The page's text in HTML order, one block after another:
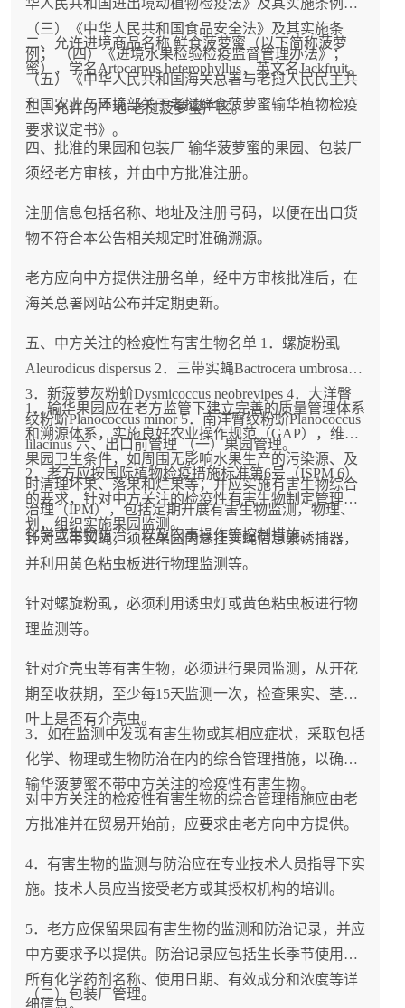
（三）《中华人民共和国食品安全法》及其实施条
例； （四）《进境水果检验检疫监督管理办法》；
（五）《中华人民共和国海关总署与老挝人民民主共
和国农业与环境部关于老挝鲜食菠萝蜜输华植物检疫
要求议定书》。
二、允许进境商品名称 鲜食菠萝蜜（以下简称菠萝
蜜），学名Artocarpus heterophyllus，英文名Jackfruit。
三、允许的产地 老挝菠萝蜜产区。
四、批准的果园和包装厂 输华菠萝蜜的果园、包装厂
须经老方审核，并由中方批准注册。
注册信息包括名称、地址及注册号码，以便在出口货
物不符合本公告相关规定时准确溯源。
老方应向中方提供注册名单，经中方审核批准后，在
海关总署网站公布并定期更新。
五、中方关注的检疫性有害生物名单 1．螺旋粉虱
Aleurodicus dispersus 2．三带实蝇Bactrocera umbrosa
3．新菠萝灰粉蚧Dysmicoccus neobrevipes 4．大洋臀
纹粉蚧Planococcus minor 5．南洋臀纹粉蚧Planococcus
lilacinus 六、出口前管理 （一）果园管理。
1．输华果园应在老方监管下建立完善的质量管理体系
和溯源体系，实施良好农业操作规范（GAP），维持
果园卫生条件，如周围无影响水果生产的污染源、及
时清理坏果、落果和烂果等；并应实施有害生物综合
治理（IPM），包括定期开展有害生物监测，物理、
化学或生物防治，以及农事操作等控制措施。
2．老方应按国际植物检疫措施标准第6号（ISPM 6）
的要求，针对中方关注的检疫性有害生物制定管理计
划，组织实施果园监测。
针对三带实蝇，须在果园内悬挂实蝇信息素诱捕器，
并利用黄色粘虫板进行物理监测等。
针对螺旋粉虱，必须利用诱虫灯或黄色粘虫板进行物
理监测等。
针对介壳虫等有害生物，必须进行果园监测，从开花
期至收获期，至少每15天监测一次，检查果实、茎和
叶上是否有介壳虫。
3．如在监测中发现有害生物或其相应症状，采取包括
化学、物理或生物防治在内的综合管理措施，以确保
输华菠萝蜜不带中方关注的检疫性有害生物。
对中方关注的检疫性有害生物的综合管理措施应由老
方批准并在贸易开始前，应要求由老方向中方提供。
4．有害生物的监测与防治应在专业技术人员指导下实
施。技术人员应当接受老方或其授权机构的培训。
5．老方应保留果园有害生物的监测和防治记录，并应
中方要求予以提供。防治记录应包括生长季节使用的
所有化学药剂名称、使用日期、有效成分和浓度等详
细信息。
（二）包装厂管理。